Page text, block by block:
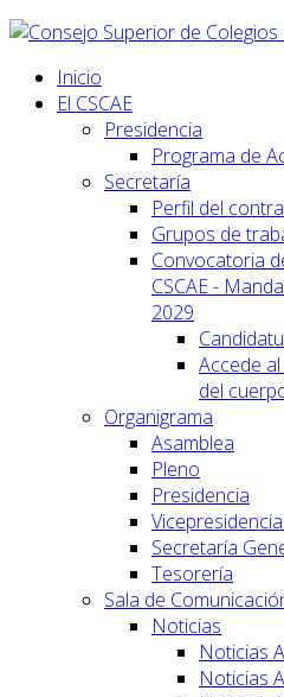
Inicio
El CSCAE
Presidencia
Programa de
Secretaría
Perfil del
Grupos de
Convocatoria
CSCAE -
2029
Accede
del
Organigrama
Asamblea
Pleno
Presidencia
Secretaría
Tesorería
Sala de
Noticias
Noticias
Noticias